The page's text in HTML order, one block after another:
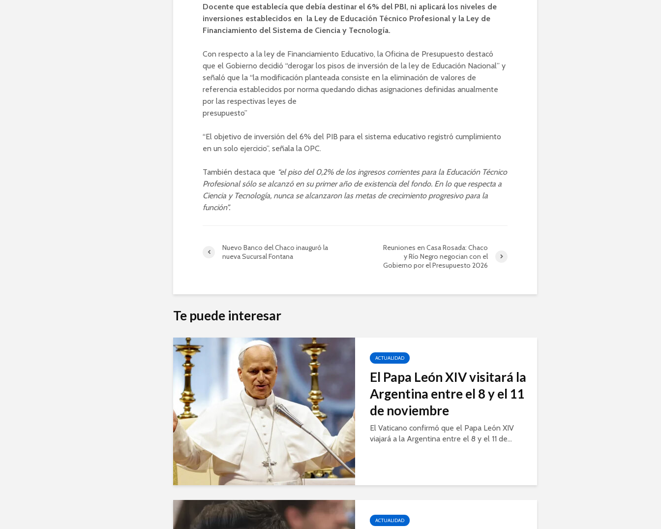
Docente que establecía que debía destinar el 6% del PBI, ni aplicará los niveles de
inversiones establecidos en la Ley de Educación Técnico Profesional y la Ley de
Financiamiento del Sistema de Ciencia y Tecnología.
Con respecto a la ley de Financiamiento Educativo, la Oficina de Presupuesto destacó
que el Gobierno decidió “derogar los pisos de inversión de la ley de Educación Nacional” y
señaló que la “la modificación planteada consiste en la eliminación de valores de
referencia establecidos por norma quedando dichas asignaciones definidas anualmente
por las respectivas leyes de
presupuesto”
“El objetivo de inversión del 6% del PIB para el sistema educativo registró cumplimiento
en un solo ejercicio”, señala la OPC.
También destaca que “el piso del 0,2% de los ingresos corrientes para la Educación Técnico
Profesional sólo se alcanzó en su primer año de existencia del fondo. En lo que respecta a
Ciencia y Tecnología, nunca se alcanzaron las metas de crecimiento progresivo para la
función”.
Nuevo Banco del Chaco inauguró la
nueva Sucursal Fontana
Reuniones en Casa Rosada: Chaco
y Río Negro negocian con el
Gobierno por el Presupuesto 2026
Te puede interesar
ACTUALIDAD
El Papa León XIV visitará la
Argentina entre el 8 y el 11
de noviembre
El Vaticano confirmó que el Papa León XIV
viajará a la Argentina entre el 8 y el 11 de...
ACTUALIDAD